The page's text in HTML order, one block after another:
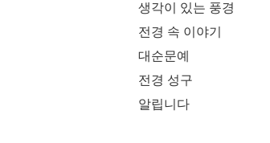
생각이 있는 풍경
전경 속 이야기
대순문예
전경 성구
알립니다